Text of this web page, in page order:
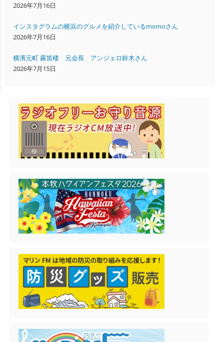
2026年7月16日
インスタグラムの横浜のグルメを紹介しているmomoさん
2026年7月16日
横濱元町 霧笛楼 元会長 アンジェロ鈴木さん
2026年7月15日